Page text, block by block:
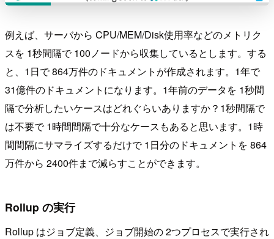
例えば、サーバから CPU/MEM/Disk使用率などのメトリク
スを 1秒間隔で 100ノードから収集しているとします。する
と、1日で 864万件のドキュメントが作成されます。1年で
31億件のドキュメントになります。1年前のデータを 1秒間
隔で分析したいケースはどれぐらいありますか？1秒間隔で
は不要で 1時間間隔で十分なケースもあると思います。1時
間間隔にサマライズするだけで 1日分のドキュメントを 864
万件から 2400件まで減らすことができます。
Rollup の実行
Rollup はジョブ定義、ジョブ開始の 2つプロセスで実行され